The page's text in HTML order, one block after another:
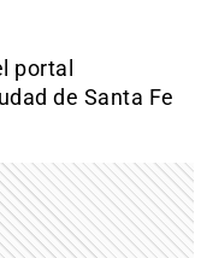
portal
de Santa Fe